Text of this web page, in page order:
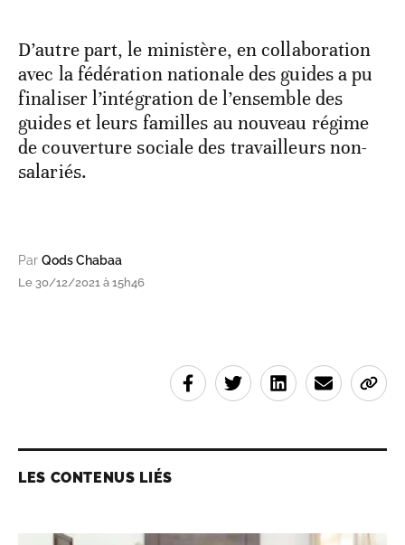
D’autre part, le ministère, en collaboration
avec la fédération nationale des guides a pu
finaliser l’intégration de l’ensemble des
guides et leurs familles au nouveau régime
de couverture sociale des travailleurs non-
salariés.
Par Qods Chabaa
Le 30/12/2021 à 15h46
LES CONTENUS LIÉS